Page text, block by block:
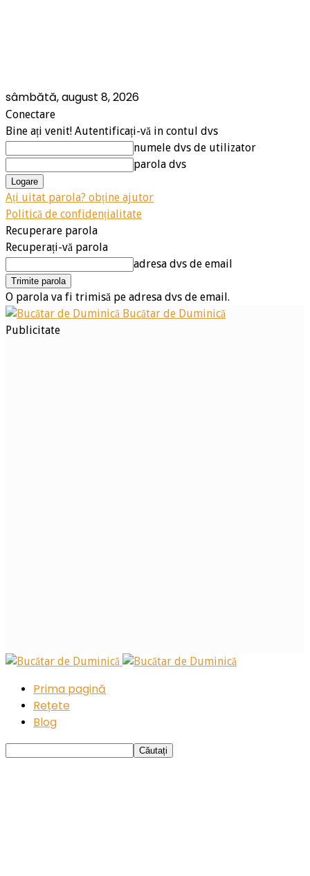
sâmbătă, august 8, 2026
Conectare
Bine ați venit! Autentificați-vă in contul dvs
numele dvs de utilizator
parola dvs
Ați uitat parola? obține ajutor
Politică de confidențialitate
Recuperare parola
Recuperați-vă parola
adresa dvs de email
O parola va fi trimisă pe adresa dvs de email.
Bucătar de Duminică
Publicitate
Prima pagină
Rețete
Blog